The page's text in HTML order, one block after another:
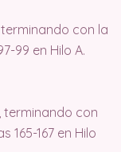
con la
99 en Hilo A.
terminando con
165-167 en Hilo